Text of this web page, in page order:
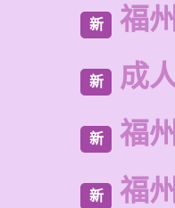
新 福
新 成
新 福
新 福